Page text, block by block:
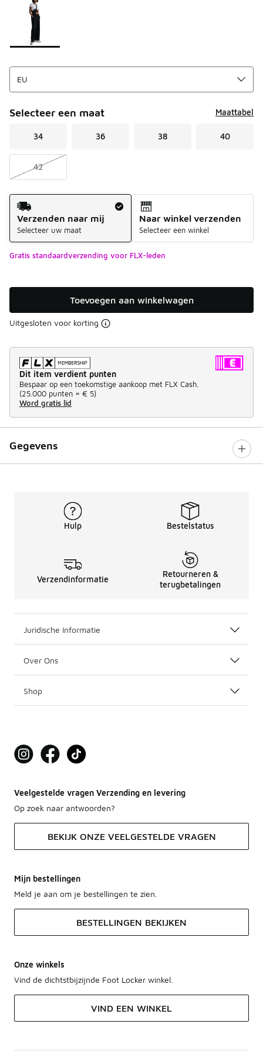
Selecteer een maat Maattabel
34 36 38 40
42
Verzendmethode
Verzenden naar mij
Selecteer uw maat
Naar winkel verzenden
Selecteer een winkel
Gratis standaardverzending voor FLX-leden
Toevoegen aan winkelwagen
Uitgesloten voor korting
Dit item verdient punten
Bespaar op een toekomstige aankoop met FLX Cash.
(25.000 punten = € 5)
Word gratis lid
Gegevens
Hulp Bestelstatus
Verzendinformatie
Retourneren &
terugbetalingen
Juridische Informatie
Over Ons
Shop
Veelgestelde vragen Verzending en levering
Op zoek naar antwoorden?
BEKIJK ONZE VEELGESTELDE VRAGEN
Mijn bestellingen
Meld je aan om je bestellingen te zien.
BESTELLINGEN BEKIJKEN
Onze winkels
Vind de dichtstbijzijnde Foot Locker winkel.
VIND EEN WINKEL